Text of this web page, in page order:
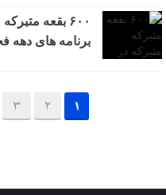
۶۰۰ بقعه
برنامه های دهه
1
2
3